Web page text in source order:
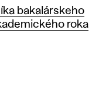
bakalárskeho
roka